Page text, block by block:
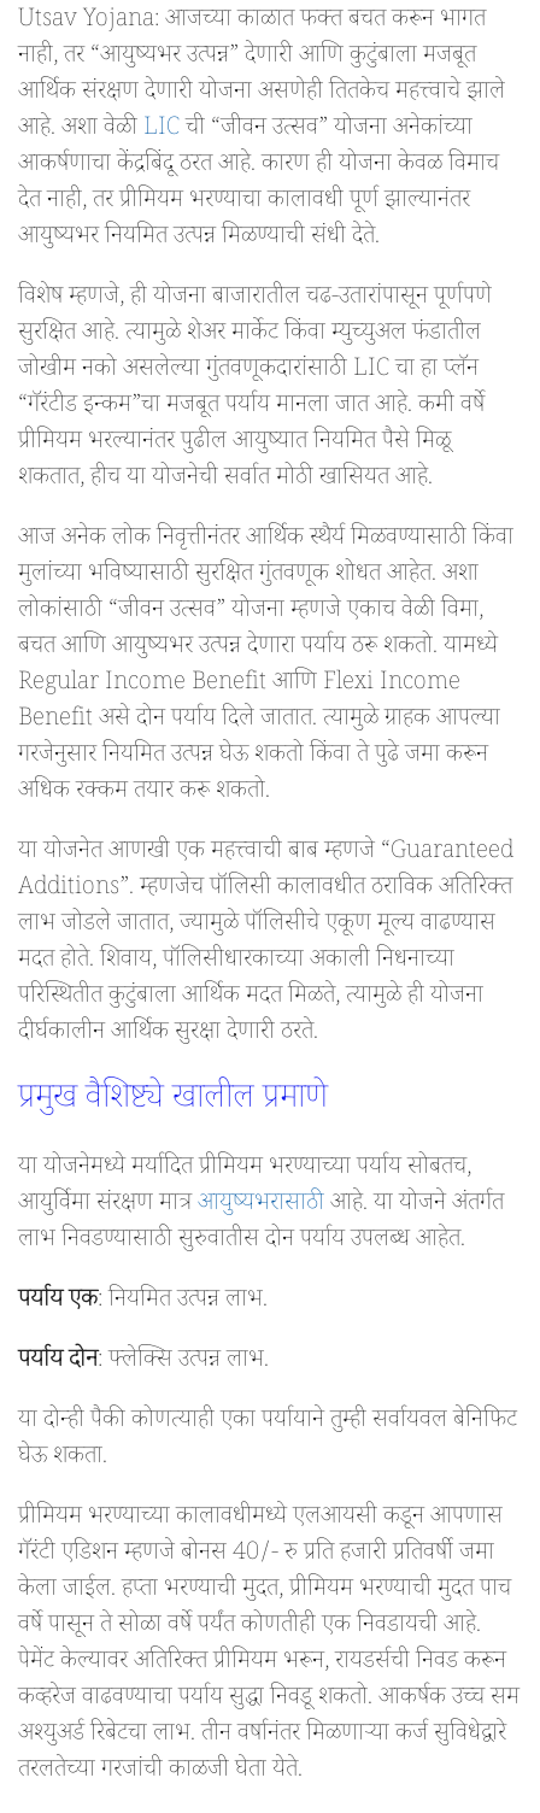
Utsav Yojana: आजच्या काळात फक्त बचत करून भागत
नाही, तर “आयुष्यभर उत्पन्न” देणारी आणि कुटुंबाला मजबूत
आर्थिक संरक्षण देणारी योजना असणेही तितकेच महत्त्वाचे झाले
आहे. अशा वेळीLICची “जीवन उत्सव” योजना अनेकांच्या
आकर्षणाचा केंद्रबिंदू ठरत आहे. कारण ही योजना केवळ विमाच
देत नाही, तर प्रीमियम भरण्याचा कालावधी पूर्ण झाल्यानंतर
आयुष्यभर नियमित उत्पन्न मिळण्याची संधी देते.
विशेष म्हणजे, ही योजना बाजारातील चढ-उतारांपासून पूर्णपणे
सुरक्षित आहे. त्यामुळे शेअर मार्केट किंवा म्युच्युअल फंडातील
जोखीम नको असलेल्या गुंतवणूकदारांसाठी LIC चा हा प्लॅन
“गॅरंटीड इन्कम”चा मजबूत पर्याय मानला जात आहे. कमी वर्षे
प्रीमियम भरल्यानंतर पुढील आयुष्यात नियमित पैसे मिळू
शकतात, हीच या योजनेची सर्वात मोठी खासियत आहे.
आज अनेक लोक निवृत्तीनंतर आर्थिक स्थैर्य मिळवण्यासाठी किंवा
मुलांच्या भविष्यासाठी सुरक्षित गुंतवणूक शोधत आहेत. अशा
लोकांसाठी “जीवन उत्सव” योजना म्हणजे एकाच वेळी विमा,
बचत आणि आयुष्यभर उत्पन्न देणारा पर्याय ठरू शकतो. यामध्ये
Regular Income Benefit आणि Flexi Income
Benefit असे दोन पर्याय दिले जातात. त्यामुळे ग्राहक आपल्या
गरजेनुसार नियमित उत्पन्न घेऊ शकतो किंवा ते पुढे जमा करून
अधिक रक्कम तयार करू शकतो.
या योजनेत आणखी एक महत्त्वाची बाब म्हणजे “Guaranteed
Additions”. म्हणजेच पॉलिसी कालावधीत ठराविक अतिरिक्त
लाभ जोडले जातात, ज्यामुळे पॉलिसीचे एकूण मूल्य वाढण्यास
मदत होते. शिवाय, पॉलिसीधारकाच्या अकाली निधनाच्या
परिस्थितीत कुटुंबाला आर्थिक मदत मिळते, त्यामुळे ही योजना
दीर्घकालीन आर्थिक सुरक्षा देणारी ठरते.
प्रमुख वैशिष्ट्ये खालील प्रमाणे
या योजनेमध्ये मर्यादित प्रीमियम भरण्याच्या पर्याय सोबतच,
आयुर्विमा संरक्षण मात्रआयुष्यभरासाठीआहे. या योजने अंतर्गत
लाभ निवडण्यासाठी सुरुवातीस दोन पर्याय उपलब्ध आहेत.
पर्याय एक: नियमित उत्पन्न लाभ.
पर्याय दोन: फ्लेक्सि उत्पन्न लाभ.
या दोन्ही पैकी कोणत्याही एका पर्यायाने तुम्ही सर्वायवल बेनिफिट
घेऊ शकता.
प्रीमियम भरण्याच्या कालावधीमध्ये एलआयसी कडून आपणास
गॅरंटी एडिशन म्हणजे बोनस 40/- रु प्रति हजारी प्रतिवर्षी जमा
केला जाईल. हप्ता भरण्याची मुदत, प्रीमियम भरण्याची मुदत पाच
वर्षे पासून ते सोळा वर्षे पर्यंत कोणतीही एक निवडायची आहे.
पेमेंट केल्यावर अतिरिक्त प्रीमियम भरून, रायडर्सची निवड करून
कव्हरेज वाढवण्याचा पर्याय सुद्धा निवडू शकतो. आकर्षक उच्च सम
अश्युअर्ड रिबेटचा लाभ. तीन वर्षानंतर मिळणाऱ्या कर्ज सुविधेद्वारे
तरलतेच्या गरजांची काळजी घेता येते.